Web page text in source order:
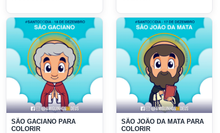
SÃO GACIANO PARA
COLORIR
SÃO JOÃO DA MATA PARA
COLORIR